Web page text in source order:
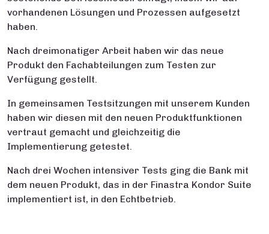
vorhandenen Lösungen und Prozessen aufgesetzt
haben.
Nach dreimonatiger Arbeit haben wir das neue
Produkt den Fachabteilungen zum Testen zur
Verfügung gestellt.
In gemeinsamen Testsitzungen mit unserem Kunden
haben wir diesen mit den neuen Produktfunktionen
vertraut gemacht und gleichzeitig die
Implementierung getestet.
Nach drei Wochen intensiver Tests ging die Bank mit
dem neuen Produkt, das in der Finastra Kondor Suite
implementiert ist, in den Echtbetrieb.